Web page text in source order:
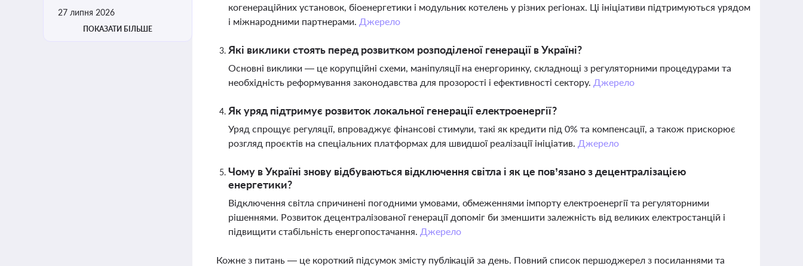
27 липня 2026
ПОКАЗАТИ БІЛЬШЕ
когенераційних установок, біоенергетики і модульних котелень у різних регіонах. Ці ініціативи підтримуються урядом
і міжнародними партнерами. Джерело
Які виклики стоять перед розвитком розподіленої генерації в Україні?
Основні виклики — це корупційні схеми, маніпуляції на енергоринку, складнощі з регуляторними процедурами та
необхідність реформування законодавства для прозорості і ефективності сектору. Джерело
Як уряд підтримує розвиток локальної генерації електроенергії?
Уряд спрощує регуляції, впроваджує фінансові стимули, такі як кредити під 0% та компенсації, а також прискорює
розгляд проєктів на спеціальних платформах для швидшої реалізації ініціатив. Джерело
Чому в Україні знову відбуваються відключення світла і як це пов’язано з децентралізацією
енергетики?
Відключення світла спричинені погодними умовами, обмеженнями імпорту електроенергії та регуляторними
рішеннями. Розвиток децентралізованої генерації допоміг би зменшити залежність від великих електростанцій і
підвищити стабільність енергопостачання. Джерело
Кожне з питань — це короткий підсумок змісту публікацій за день. Повний список першоджерел з посиланнями та